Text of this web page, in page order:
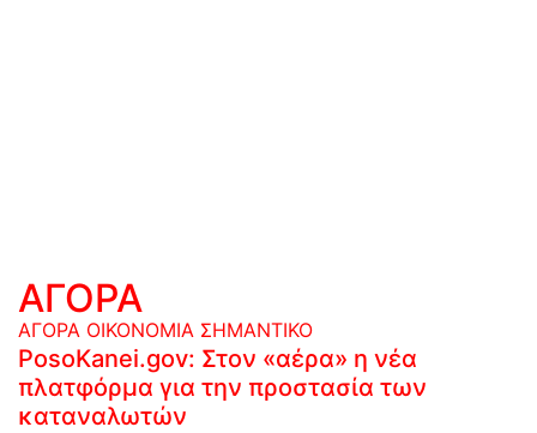
ΑΓΟΡΑ
ΑΓΟΡΑ ΟΙΚΟΝΟΜΙΑ ΣΗΜΑΝΤΙΚΟ
PosoKanei.gov: Στον «αέρα» η νέα
πλατφόρμα για την προστασία των
καταναλωτών